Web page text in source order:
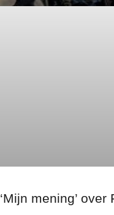
‘Mijn mening’